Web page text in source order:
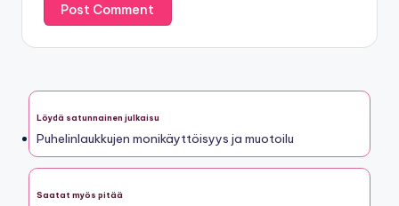
Löydä satunnainen julkaisu
Puhelinlaukkujen monikäyttöisyys ja muotoilu
Saatat myös pitää